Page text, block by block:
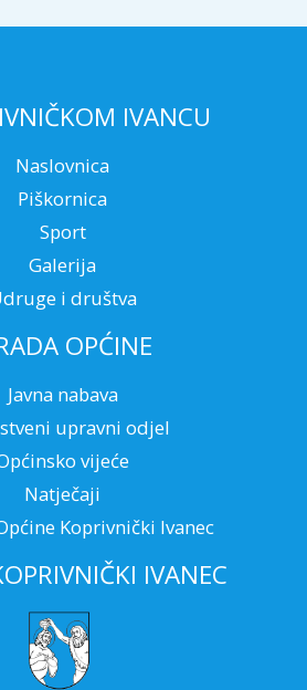
IVANCU
Naslovnica
Piškornica
Sport
Galerija
i društva
OPĆINE
Javna nabava
upravni odjel
vijeće
Natječaji
Koprivnički Ivanec
IVANEC